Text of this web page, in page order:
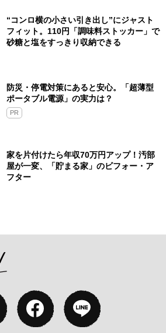
“コンロ横の小さい引き出し”にジャスト
フィット。110円「調味料ストッカー」で
砂糖と塩をすっきり収納できる
防災・停電対策にあると安心。「超薄型
ポータブル電源」の実力は？​
PR
家を片付けたら年収70万円アップ！汚部
屋が一変、「貯まる家」のビフォー・ア
フター